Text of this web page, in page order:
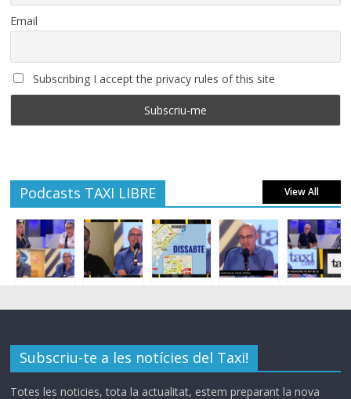
Email
Subscribing I accept the privacy rules of this site
Podcasts TAXI LIBRE View All
Subscriu-te a les notícies del Taxi!
Totes les noticies, tota la actualitat, estem preparant la nova